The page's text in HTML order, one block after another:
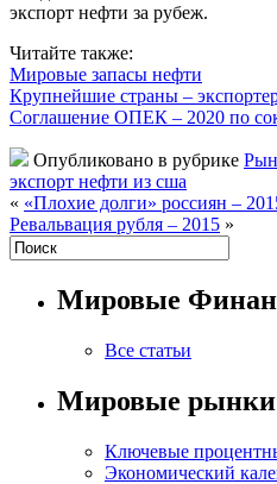
экспорт нефти за рубеж.
Читайте также:
Мировые запасы нефти
Крупнейшие страны –
Соглашение ОПЕК – 2020 по
Опубликовано в рубрике
экспорт нефти из сша
« «Плохие долги» россиян –
Ревальвация рубля – 2015 »
Мировые
Все статьи
Мировые рынки
Ключевые
Экономический